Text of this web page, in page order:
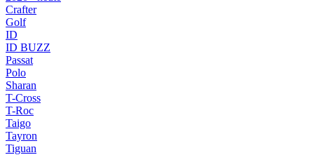
Crafter
Golf
ID
ID BUZZ
Passat
Polo
Sharan
T-Cross
T-Roc
Taigo
Tayron
Tiguan